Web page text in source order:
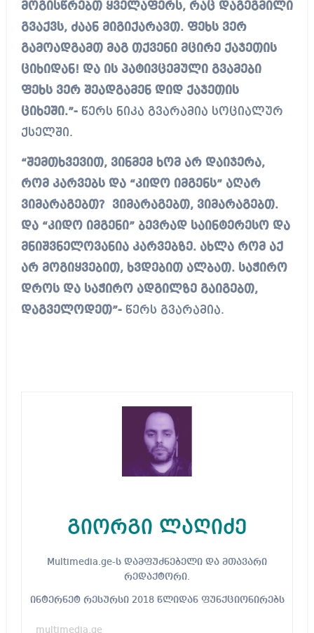
მოგისწრებთ ყველაფერს, რაც დაგეგმილი
გვაქვს, ძაან მიგიქარავთ. ფეხს ვერ
გამოადგამთ მაგ თქვენი მცირე ქაჯეთის
ციხიდან! და ის პატივცემული გვამები
ფეხს ვერ შეადგამენ დიდ ქაჯეთის
ციხეში.”-წერს ნიკა გვარამია სოციალურ
ქსელში.
“შემთხვევით, ვინმემ ხომ არ დაიჯერა,
რომ კარვებს და “კიდო იმგენს” აღარ
ვიმარაგებთ? ვიმარაგებთ, ვიმარაგებთ.
და “კიდო იმგენი” ბევრად საინტერესო და
მნიშვნელოვანია კარვებზე. ახლა რომ აქ
არ მოგიყვებით, ხვდებით ალბათ. საჭირო
დროს და საჭირო ადგილზე გაიგებთ,
დაგველოდეთ”-წერს გვარამია.
გიორგი ლაღიძე
Multimedia.ge-ს დამფუძნებელი და მთავარი
რედაქტორი.
ინტერნეტ რესურსი 2018 წლიდან ფუნქციონირებს
multimedia.ge